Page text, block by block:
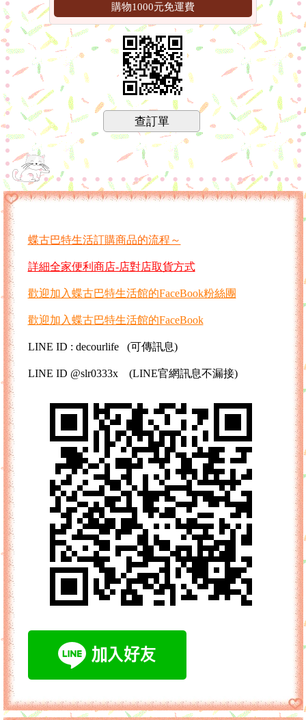
購物1000元免運費
查訂單
蝶古巴特生活訂購商品的流程～
詳細全家便利商店-店對店取貨方式
歡迎加入蝶古巴特生活館的FaceBook粉絲團
歡迎加入蝶古巴特生活館的FaceBook
LINE ID : decourlife (可傳訊息)
LINE ID @slr0333x (LINE官網訊息不漏接)